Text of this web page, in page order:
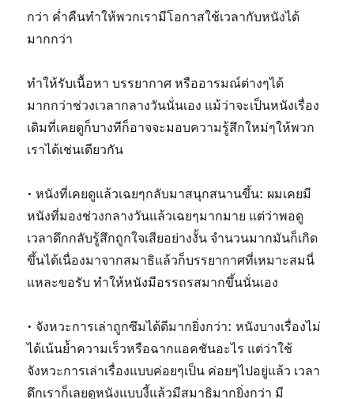
กว่า ค่ำคืนทำให้พวกเรามีโอกาสใช้เวลากับหนังได้
มากกว่า
ทำให้รับเนื้อหา บรรยากาศ หรืออารมณ์ต่างๆได้
มากกว่าช่วงเวลากลางวันนั่นเอง แม้ว่าจะเป็นหนังเรื่อง
เดิมที่เคยดูก็บางทีก็อาจจะมอบความรู้สึกใหม่ๆให้พวก
เราได้เช่นเดียวกัน
• หนังที่เคยดูแล้วเฉยๆกลับมาสนุกสนานขึ้น: ผมเคยมี
หนังที่มองช่วงกลางวันแล้วเฉยๆมากมาย แต่ว่าพอดู
เวลาดึกกลับรู้สึกถูกใจเสียอย่างงั้น จำนวนมากมันก็เกิด
ขึ้นได้เนื่องมาจากสมาธิแล้วก็บรรยากาศที่เหมาะสมนี่
แหละขอรับ ทำให้หนังมีอรรถรสมากขึ้นนั่นเอง
• จังหวะการเล่าถูกซึมได้ดีมากยิ่งกว่า: หนังบางเรื่องไม่
ได้เน้นย้ำความเร็วหรือฉากแอคชันอะไร แต่ว่าใช้
จังหวะการเล่าเรื่องแบบค่อยๆเป็น ค่อยๆไปอยู่แล้ว เวลา
ดึกเราก็เลยดูหนังแบบงี้แล้วมีสมาธิมากยิ่งกว่า มี